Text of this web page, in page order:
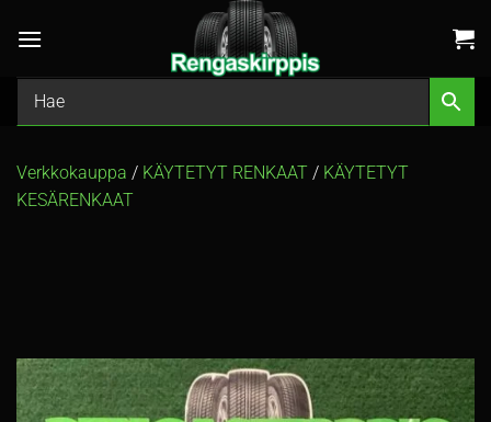
Verkkokauppa / KÄYTETYT RENKAAT / KÄYTETYT
KESÄRENKAAT